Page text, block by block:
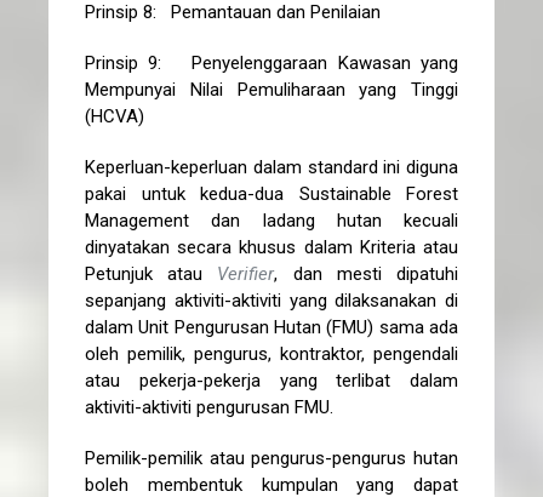
Prinsip 8: Pemantauan dan Penilaian
Prinsip 9: Penyelenggaraan Kawasan yang
Mempunyai Nilai Pemuliharaan yang Tinggi
(HCVA)
Keperluan-keperluan dalam standard ini diguna
pakai untuk kedua-dua Sustainable Forest
Management dan ladang hutan kecuali
dinyatakan secara khusus dalam Kriteria atau
Petunjuk atau Verifier, dan mesti dipatuhi
sepanjang aktiviti-aktiviti yang dilaksanakan di
dalam Unit Pengurusan Hutan (FMU) sama ada
oleh pemilik, pengurus, kontraktor, pengendali
atau pekerja-pekerja yang terlibat dalam
aktiviti-aktiviti pengurusan FMU.
Pemilik-pemilik atau pengurus-pengurus hutan
boleh membentuk kumpulan yang dapat